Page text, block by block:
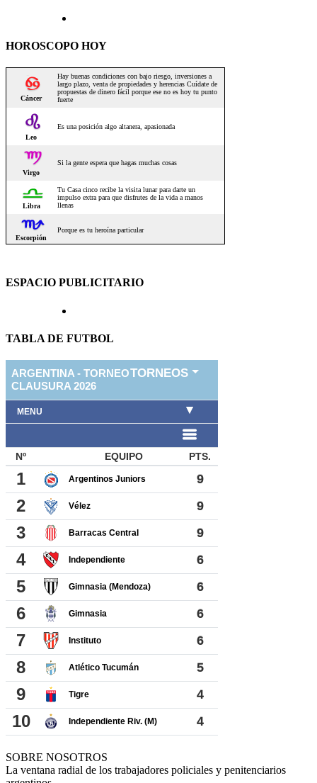
HOROSCOPO HOY
ESPACIO PUBLICITARIO
TABLA DE FUTBOL
SOBRE NOSOTROS
La ventana radial de los trabajadores policiales y penitenciarios